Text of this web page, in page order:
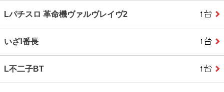
Lパチスロ 革命機ヴァルヴレイヴ2
いざ!番長
L不二子BT